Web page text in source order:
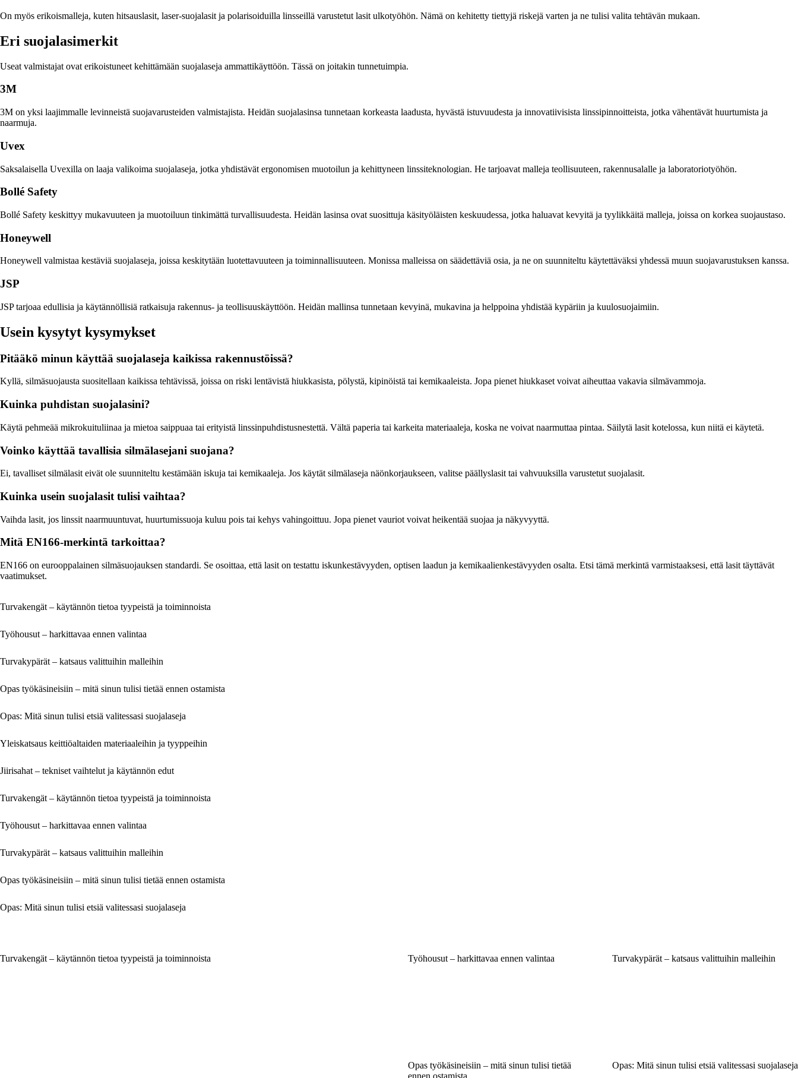
On myös erikoismalleja, kuten hitsauslasit, laser-suojalasit ja polarisoiduilla linsseillä varustetut lasit ulkotyöhön. Nämä on kehitetty tiettyjä riskejä varten ja ne tulisi valita tehtävän mukaan.
Eri suojalasimerkit
Useat valmistajat ovat erikoistuneet kehittämään suojalaseja ammattikäyttöön. Tässä on joitakin tunnetuimpia.
3M
3M on yksi laajimmalle levinneistä suojavarusteiden valmistajista. Heidän suojalasinsa tunnetaan korkeasta laadusta, hyvästä istuvuudesta ja innovatiivisista linssipinnoitteista, jotka vähentävät huurtumista ja
naarmuja.
Uvex
Saksalaisella Uvexilla on laaja valikoima suojalaseja, jotka yhdistävät ergonomisen muotoilun ja kehittyneen linssiteknologian. He tarjoavat malleja teollisuuteen, rakennusalalle ja laboratoriotyöhön.
Bollé Safety
Bollé Safety keskittyy mukavuuteen ja muotoiluun tinkimättä turvallisuudesta. Heidän lasinsa ovat suosittuja käsityöläisten keskuudessa, jotka haluavat kevyitä ja tyylikkäitä malleja, joissa on korkea suojaustaso.
Honeywell
Honeywell valmistaa kestäviä suojalaseja, joissa keskitytään luotettavuuteen ja toiminnallisuuteen. Monissa malleissa on säädettäviä osia, ja ne on suunniteltu käytettäväksi yhdessä muun suojavarustuksen kanssa.
JSP
JSP tarjoaa edullisia ja käytännöllisiä ratkaisuja rakennus- ja teollisuuskäyttöön. Heidän mallinsa tunnetaan kevyinä, mukavina ja helppoina yhdistää kypäriin ja kuulosuojaimiin.
Usein kysytyt kysymykset
Pitääkö minun käyttää suojalaseja kaikissa rakennustöissä?
Kyllä, silmäsuojausta suositellaan kaikissa tehtävissä, joissa on riski lentävistä hiukkasista, pölystä, kipinöistä tai kemikaaleista. Jopa pienet hiukkaset voivat aiheuttaa vakavia silmävammoja.
Kuinka puhdistan suojalasini?
Käytä pehmeää mikrokuituliinaa ja mietoa saippuaa tai erityistä linssinpuhdistusnestettä. Vältä paperia tai karkeita materiaaleja, koska ne voivat naarmuttaa pintaa. Säilytä lasit kotelossa, kun niitä ei käytetä.
Voinko käyttää tavallisia silmälasejani suojana?
Ei, tavalliset silmälasit eivät ole suunniteltu kestämään iskuja tai kemikaaleja. Jos käytät silmälaseja näönkorjaukseen, valitse päällyslasit tai vahvuuksilla varustetut suojalasit.
Kuinka usein suojalasit tulisi vaihtaa?
Vaihda lasit, jos linssit naarmuuntuvat, huurtumissuoja kuluu pois tai kehys vahingoittuu. Jopa pienet vauriot voivat heikentää suojaa ja näkyvyyttä.
Mitä EN166-merkintä tarkoittaa?
EN166 on eurooppalainen silmäsuojauksen standardi. Se osoittaa, että lasit on testattu iskunkestävyyden, optisen laadun ja kemikaalienkestävyyden osalta. Etsi tämä merkintä varmistaaksesi, että lasit täyttävät
vaatimukset.
Turvakengät – käytännön tietoa tyypeistä ja toiminnoista
Työhousut – harkittavaa ennen valintaa
Turvakypärät – katsaus valittuihin malleihin
Opas työkäsineisiin – mitä sinun tulisi tietää ennen ostamista
Opas: Mitä sinun tulisi etsiä valitessasi suojalaseja
Yleiskatsaus keittiöaltaiden materiaaleihin ja tyyppeihin
Jiirisahat – tekniset vaihtelut ja käytännön edut
Turvakengät – käytännön tietoa tyypeistä ja toiminnoista
Työhousut – harkittavaa ennen valintaa
Turvakypärät – katsaus valittuihin malleihin
Opas työkäsineisiin – mitä sinun tulisi tietää ennen ostamista
Opas: Mitä sinun tulisi etsiä valitessasi suojalaseja
Turvakengät – käytännön tietoa tyypeistä ja toiminnoista Työhousut – harkittavaa ennen valintaa Turvakypärät – katsaus valittuihin malleihin
Opas työkäsineisiin – mitä sinun tulisi tietää
ennen ostamista
Opas: Mitä sinun tulisi etsiä valitessasi suojalaseja